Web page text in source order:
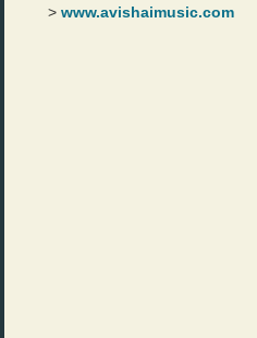
>www.avishaimusic.com